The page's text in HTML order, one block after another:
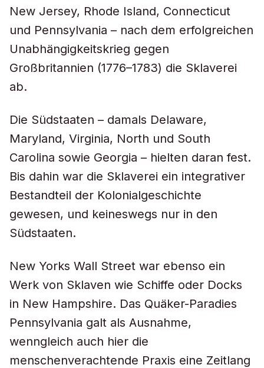
New Jersey, Rhode Island, Connecticut
und Pennsylvania – nach dem erfolgreichen
Unabhängigkeitskrieg gegen
Großbritannien (1776–1783) die Sklaverei
ab.
Die Südstaaten – damals Delaware,
Maryland, Virginia, North und South
Carolina sowie Georgia – hielten daran fest.
Bis dahin war die Sklaverei ein integrativer
Bestandteil der Kolonialgeschichte
gewesen, und keineswegs nur in den
Südstaaten.
New Yorks Wall Street war ebenso ein
Werk von Sklaven wie Schiffe oder Docks
in New Hampshire. Das Quäker-Paradies
Pennsylvania galt als Ausnahme,
wenngleich auch hier die
menschenverachtende Praxis eine Zeitlang